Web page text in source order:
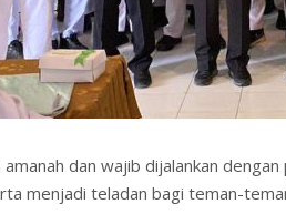
amanah dan wajib dijalankan
menjadi teladan bagi teman-